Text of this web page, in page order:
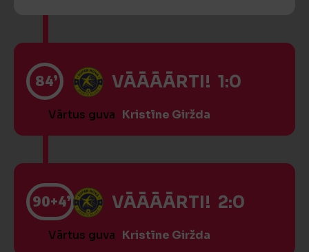
84’ VĀĀĀĀRTI! 1:0
Vārtus guva Kristīne Giržda
90+4’ VĀĀĀĀRTI! 2:0
Vārtus guva Kristīne Giržda